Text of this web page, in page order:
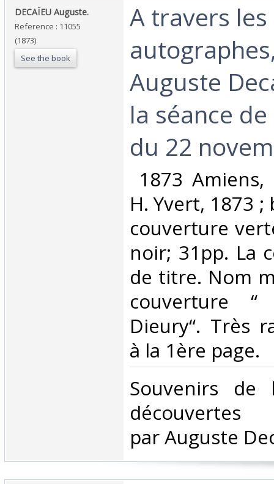
‎DECAÏEU Auguste.‎
Reference : 11055
(1873)
See the book
‎A travers
Auguste
la séance
du 22
1873
H. Yvert, 1873
couverture
noir; 31pp. La
de titre. Nom
couverture
Dieury“. Très
à la 1ère page.‎
‎Souvenirs
découvertes
par Auguste